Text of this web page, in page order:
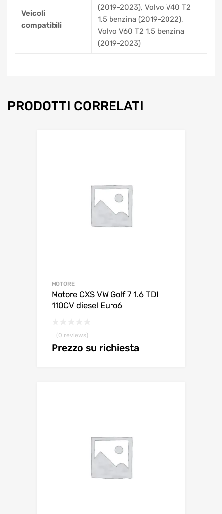
Veicoli
compatibili
(2019-2023), Volvo V40 T2
1.5 benzina (2019-2022),
Volvo V60 T2 1.5 benzina
(2019-2023)
PRODOTTI CORRELATI
MOTORE
Motore CXS VW Golf 7 1.6 TDI
110CV diesel Euro6
(0 reviews)
Prezzo su richiesta